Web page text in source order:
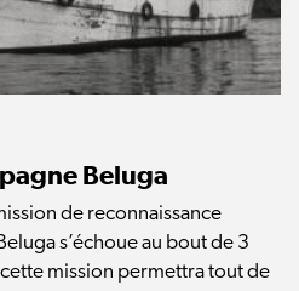
Beluga
de reconnaissance
s’échoue au bout de 3
mission permettra tout de